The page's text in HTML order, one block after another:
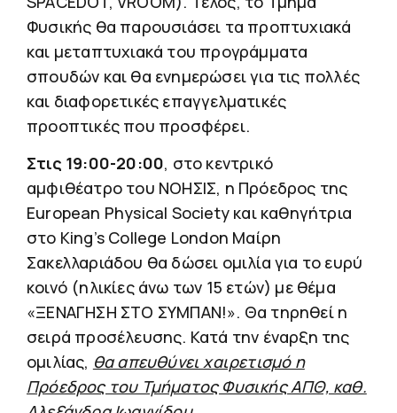
Φυσικής θα παρουσιάσει τα προπτυχιακά
και μεταπτυχιακά του προγράμματα
σπουδών και θα ενημερώσει για τις πολλές
και διαφορετικές επαγγελματικές
προοπτικές που προσφέρει.
Στις 19:00-20:00, στο κεντρικό
αμφιθέατρο του ΝΟΗΣΙΣ, η Πρόεδρος της
European Physical Society και καθηγήτρια
στο King’s College London Μαίρη
Σακελλαριάδου θα δώσει ομιλία για το ευρύ
κοινό (ηλικίες άνω των 15 ετών) με θέμα
«ΞΕΝΑΓΗΣΗ ΣΤΟ ΣΥΜΠΑΝ!». Θα τηρηθεί η
σειρά προσέλευσης. Κατά την έναρξη της
ομιλίας, θα απευθύνει χαιρετισμό η
Πρόεδρος του Τμήματος Φυσικής ΑΠΘ, καθ.